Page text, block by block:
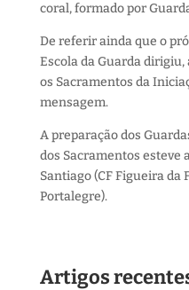
coral, formado por
De referir ainda que o
Escola da Guarda
os Sacramentos da
mensagem.
A preparação dos
dos Sacramentos esteve
Santiago (CF Figueira da
Portalegre).
Artigos